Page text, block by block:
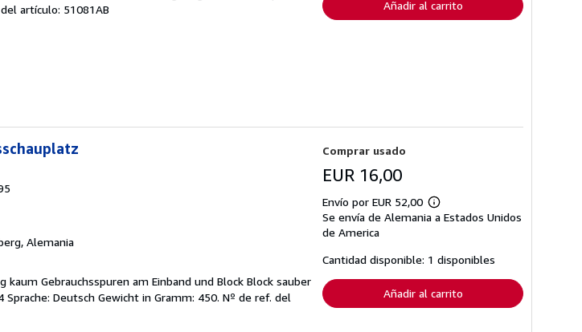
artículo: 51081AB Añadir al carrito
Alemania
Gebrauchsspuren am Einband und Block Block sauber
Deutsch Gewicht in Gramm: 450. Nº de ref. del
Comprar usado
EUR 16,00
Envío por EUR 52,00
Más
información
tarifas
de
envío
Se envía de Alemania a Estados Unidos
de America
Cantidad disponible: 1 disponibles
Añadir al carrito